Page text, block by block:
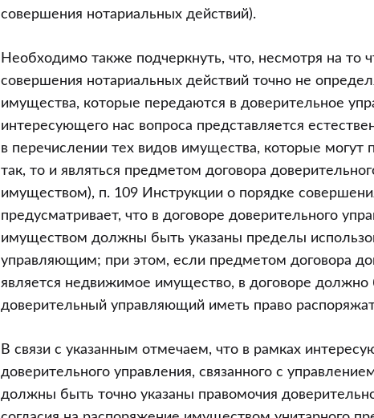
совершения нотариальных действий).
Необходимо также подчеркнуть, что, несмотря на то
совершения нотариальных действий точно не
имущества, которые передаются в доверительное
интересующего нас вопроса представляется
в перечислении тех видов имущества, которые могут
так, то и являться предметом договора
имуществом), п. 109 Инструкции о порядке
предусматривает, что в договоре доверительного
имуществом должны быть указаны пределы
управляющим; при этом, если предметом договора
является недвижимое имущество, в договоре
доверительный управляющий иметь право
В связи с указанным отмечаем, что в рамках
доверительного управления, связанного с
должны быть точно указаны правомочия